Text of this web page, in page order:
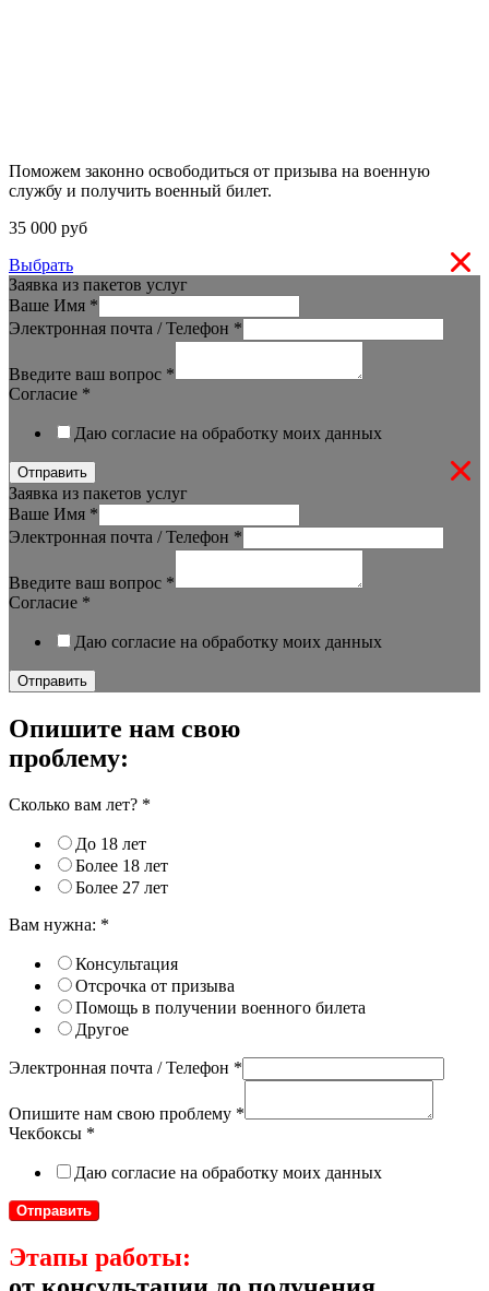
Поможем законно освободиться от призыва на военную
службу и получить военный билет.
35 000 руб
Выбрать
Заявка из пакетов услуг
Ваше Имя *
Электронная почта / Телефон *
Введите ваш вопрос *
Согласие *
Даю согласие на обработку моих данных
Отправить
Заявка из пакетов услуг
Ваше Имя *
Электронная почта / Телефон *
Введите ваш вопрос *
Согласие *
Даю согласие на обработку моих данных
Отправить
Опишите нам свою
проблему:
Сколько вам лет? *
До 18 лет
Более 18 лет
Более 27 лет
Вам нужна: *
Консультация
Отсрочка от призыва
Помощь в получении военного билета
Другое
Электронная почта / Телефон *
Опишите нам свою проблему *
Чекбоксы *
Даю согласие на обработку моих данных
Отправить
Этапы работы: